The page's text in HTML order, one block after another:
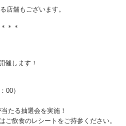
店舗もございます。
＊＊
催します！
： 00）
たる抽選会を実施！
ご飲食のレシートをご持参ください。